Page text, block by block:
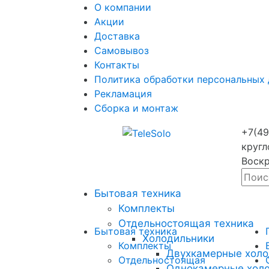
О компании
Акции
Доставка
Самовывоз
Контакты
Политика обработки персональных
Рекламация
Сборка и монтаж
Бытовая техника
Комплекты
Отдельностоящая техника
Холодильники
Двухкамерные
Бытовая техника
Комплекты
Отдельностоящая